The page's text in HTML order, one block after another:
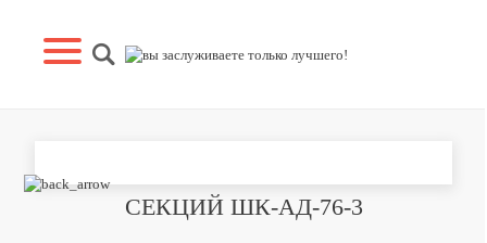
СЕКЦИЙ ШК-АД-76-3